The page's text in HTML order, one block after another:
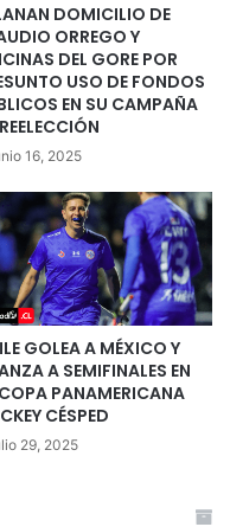
DOMICILIO DE
ORREGO Y
DEL GORE POR
USO DE FONDOS
EN SU CAMPAÑA
16, 2025
GOLEA A MÉXICO Y
A SEMIFINALES EN
PANAMERICANA
CÉSPED
29, 2025